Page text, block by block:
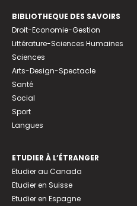
BIBLIOTHEQUE DES SAVOIRS
Droit-Economie-Gestion
Littérature-Sciences Humaines
Sciences
Arts-Design-Spectacle
Santé
Social
Sport
Langues
ETUDIER À L’ÉTRANGER
Etudier au Canada
Etudier en Suisse
Etudier en Espagne